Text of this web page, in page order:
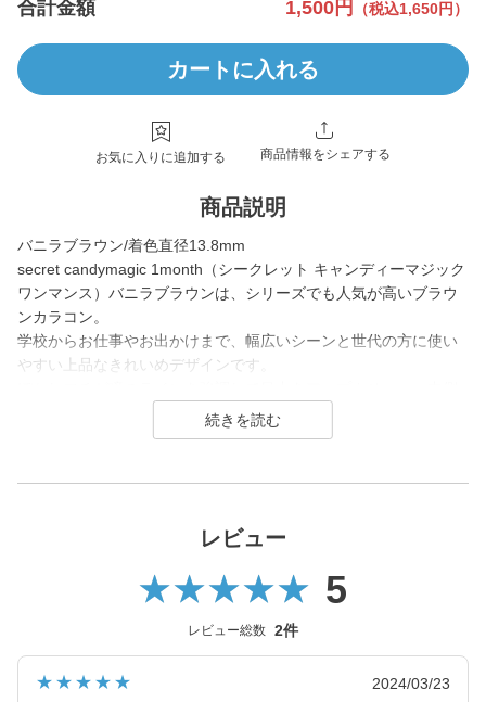
合計金額 1,500円 （税込1,650円）
カートに入れる
お気に入りに追加する 商品情報をシェアする
商品説明
バニラブラウン/着色直径13.8mm
secret candymagic 1month（シークレット キャンディーマジック
ワンマンス）バニラブラウンは、シリーズでも人気が高いブラウ
ンカラコン。
学校からお仕事やお出かけまで、幅広いシーンと世代の方に使い
やすい上品なきれいめデザインです。
のやさしいブラウンが知的で大人っぽい印象を与えます。
「しっかり盛りたいけれど、綺麗さも両立したい」という方に選
ワンマンス）は2012年の発売当初から今まで若い世代を中心に絶
ラーコンタクトレンズブランド。
DIA14.5mmの大きめサイズで「盛れる」というキーワードのも
「キャンマジ5番」、定番ギャルカラコンの他に水光デザインや太
レビュー
5
レビュー総数 2件
★★★★★ 2024/03/23